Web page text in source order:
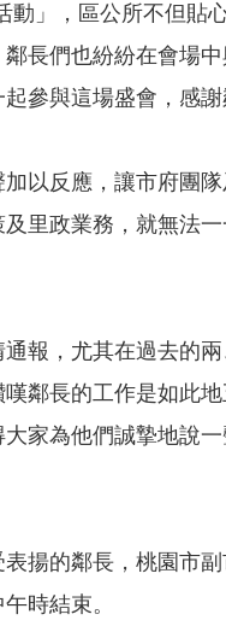
」，區公所不但貼
長們也紛紛在會場
參與這場盛會，感謝
以反應，讓市府團
里政業務，就無法一
報，尤其在過去的
鄰長的工作是如此
家為他們誠摯地說
揚的鄰長，桃園市
時結束。